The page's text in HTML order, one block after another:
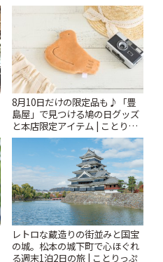
8月10日だけの限定品も♪「豊
島屋」で見つける鳩の日グッズ
と本店限定アイテム | ことりっ
ぷ
レトロな蔵造りの街並みと国宝
の城。松本の城下町で心ほぐれ
る週末1泊2日の旅 | ことりっぷ